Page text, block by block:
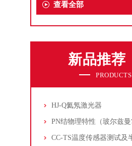
查看全部
新品推荐
PRODUCTS
HJ-Q氦氖激光器